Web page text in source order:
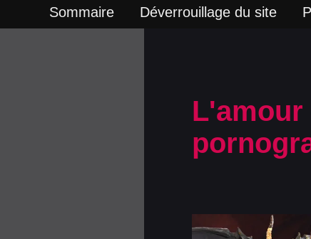
Sommaire Déverrouillage du site
L'amour